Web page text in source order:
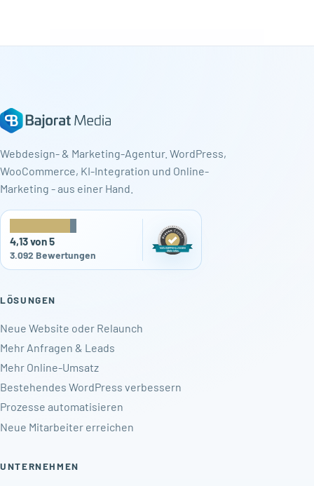
Webdesign- & Marketing-Agentur. WordPress,
WooCommerce, KI-Integration und Online-
Marketing - aus einer Hand.
4,13 von 5
3.092 Bewertungen
LÖSUNGEN
Neue Website oder Relaunch
Mehr Anfragen & Leads
Mehr Online-Umsatz
Bestehendes WordPress verbessern
Prozesse automatisieren
Neue Mitarbeiter erreichen
UNTERNEHMEN